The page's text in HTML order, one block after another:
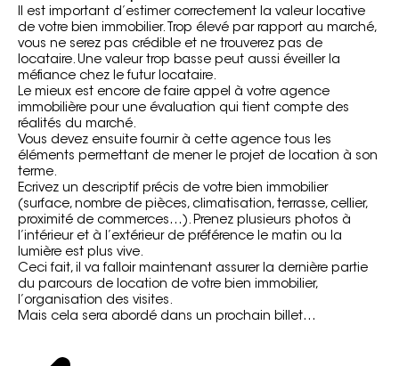
Il est important d’estimer correctement la valeur locative
de votre bien immobilier. Trop élevé par rapport au marché,
vous ne serez pas crédible et ne trouverez pas de
locataire. Une valeur trop basse peut aussi éveiller la
méfiance chez le futur locataire.
Le mieux est encore de faire appel à votre agence
immobilière pour une évaluation qui tient compte des
réalités du marché.
Vous devez ensuite fournir à cette agence tous les
éléments permettant de mener le projet de location à son
terme.
Ecrivez un descriptif précis de votre bien immobilier
(surface, nombre de pièces, climatisation, terrasse, cellier,
proximité de commerces…). Prenez plusieurs photos à
l’intérieur et à l’extérieur de préférence le matin ou la
lumière est plus vive.
Ceci fait, il va falloir maintenant assurer la dernière partie
du parcours de location de votre bien immobilier,
l’organisation des visites.
Mais cela sera abordé dans un prochain billet…